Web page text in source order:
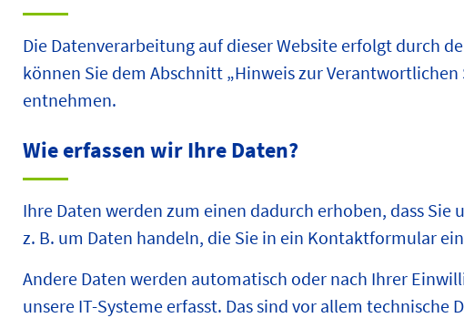
Die Datenverarbeitung auf dieser Website erfolgt durch
können Sie dem Abschnitt „Hinweis zur
entnehmen.
Wie erfassen wir Ihre Daten?
Ihre Daten werden zum einen dadurch erhoben, dass Sie
z. B. um Daten handeln, die Sie in ein Kontaktformular
Andere Daten werden automatisch oder nach Ihrer
unsere IT-Systeme erfasst. Das sind vor allem technische